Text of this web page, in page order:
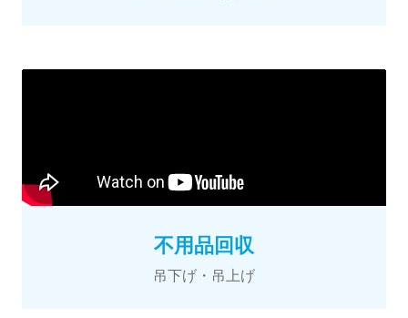
不用品回収
吊下げ・吊上げ